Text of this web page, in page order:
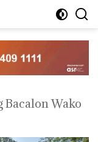
Wako